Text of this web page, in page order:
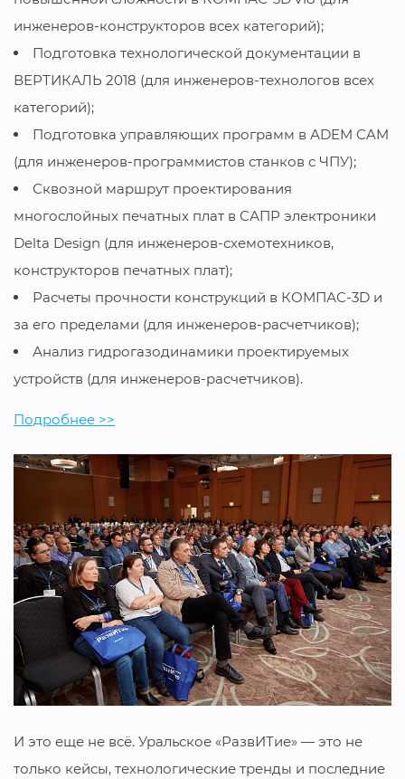
инженеров-конструкторов всех категорий);
Подготовка технологической документации в
ВЕРТИКАЛЬ 2018 (для инженеров-технологов всех
категорий);
Подготовка управляющих программ в АDEM CAM
(для инженеров-программистов станков с ЧПУ);
Сквозной маршрут проектирования
многослойных печатных плат в САПР электроники
Delta Design (для инженеров-схемотехников,
конструкторов печатных плат);
Расчеты прочности конструкций в КОМПАС-3D и
за его пределами (для инженеров-расчетчиков);
Анализ гидрогазодинамики проектируемых
устройств (для инженеров-расчетчиков).
Подробнее >>
И это еще не всё. Уральское «РазвИТие» — это не
только кейсы, технологические тренды и последние